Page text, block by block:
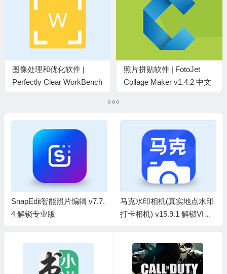
图像处理和优化软件 |
Perfectly Clear WorkBench
照片拼贴软件 | FotoJet
Collage Maker v1.4.2 中文
SnapEdit智能照片编辑 v7.7.
4 解锁专业版
马克水印相机(真实地点水印
打卡相机) v15.9.1 解锁VIP